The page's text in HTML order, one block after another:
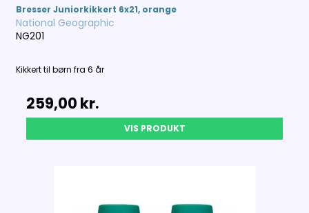
Bresser Juniorkikkert 6x21, orange
National Geographic
NG201
Kikkert til børn fra 6 år
259,00 kr.
VIS PRODUKT